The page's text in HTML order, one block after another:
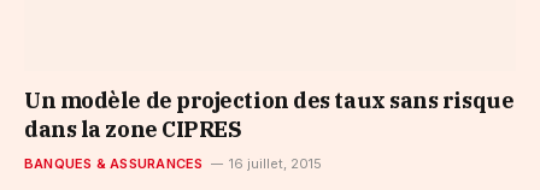
Un modèle de projection des taux sans risque
dans la zone CIPRES
BANQUES & ASSURANCES 16 juillet, 2015